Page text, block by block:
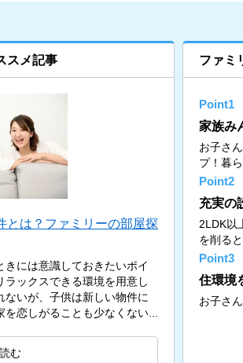
スメ記事
とは？ファミリーの部屋探
には意識しておきたいポイ
ラックスできる環境を用意し
いが、子供は新しい物件に
恋しがることも少なくない...
む
ファミ
Point1
家族み
お子さ
プ！暮
Point2
充実の
2LDK以
を削る
Point3
住環境
お子さ